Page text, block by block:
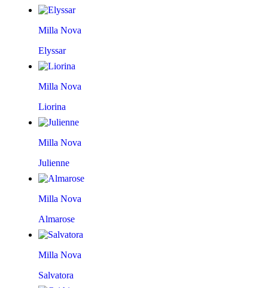
Milla Nova
Elyssar
Milla Nova
Liorina
Milla Nova
Julienne
Milla Nova
Almarose
Milla Nova
Salvatora